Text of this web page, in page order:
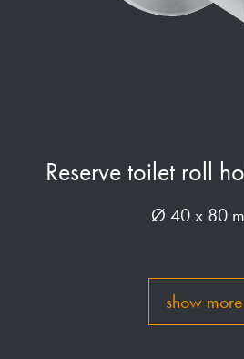
Reserve toilet roll
Ø 40 x 80
show more